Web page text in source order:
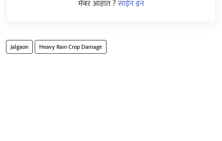
मेंबर आहात ?साईन इन
Jalgaon Heavy Rain Crop Damage